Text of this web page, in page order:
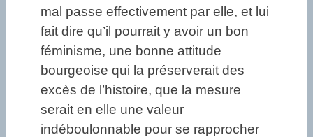
mal passe effectivement par elle, et lui
fait dire qu’il pourrait y avoir un bon
féminisme, une bonne attitude
bourgeoise qui la préserverait des
excès de l’histoire, que la mesure
serait en elle une valeur
indéboulonnable pour se rapprocher